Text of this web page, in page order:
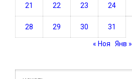
21 22 23 24
28 29 30 31
« Ноя Янв »